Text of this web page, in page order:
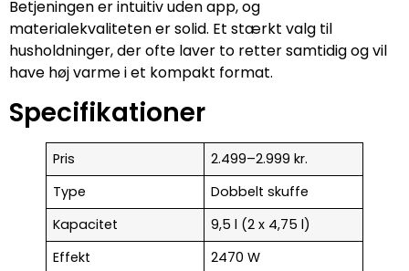
Betjeningen er intuitiv uden app, og
materialekvaliteten er solid. Et stærkt valg til
husholdninger, der ofte laver to retter samtidig og vil
have høj varme i et kompakt format.
Specifikationer
Pris
2.499–2.999 kr.
Type
Dobbelt skuffe
Kapacitet
9,5 l (2 x 4,75 l)
Effekt
2470 W